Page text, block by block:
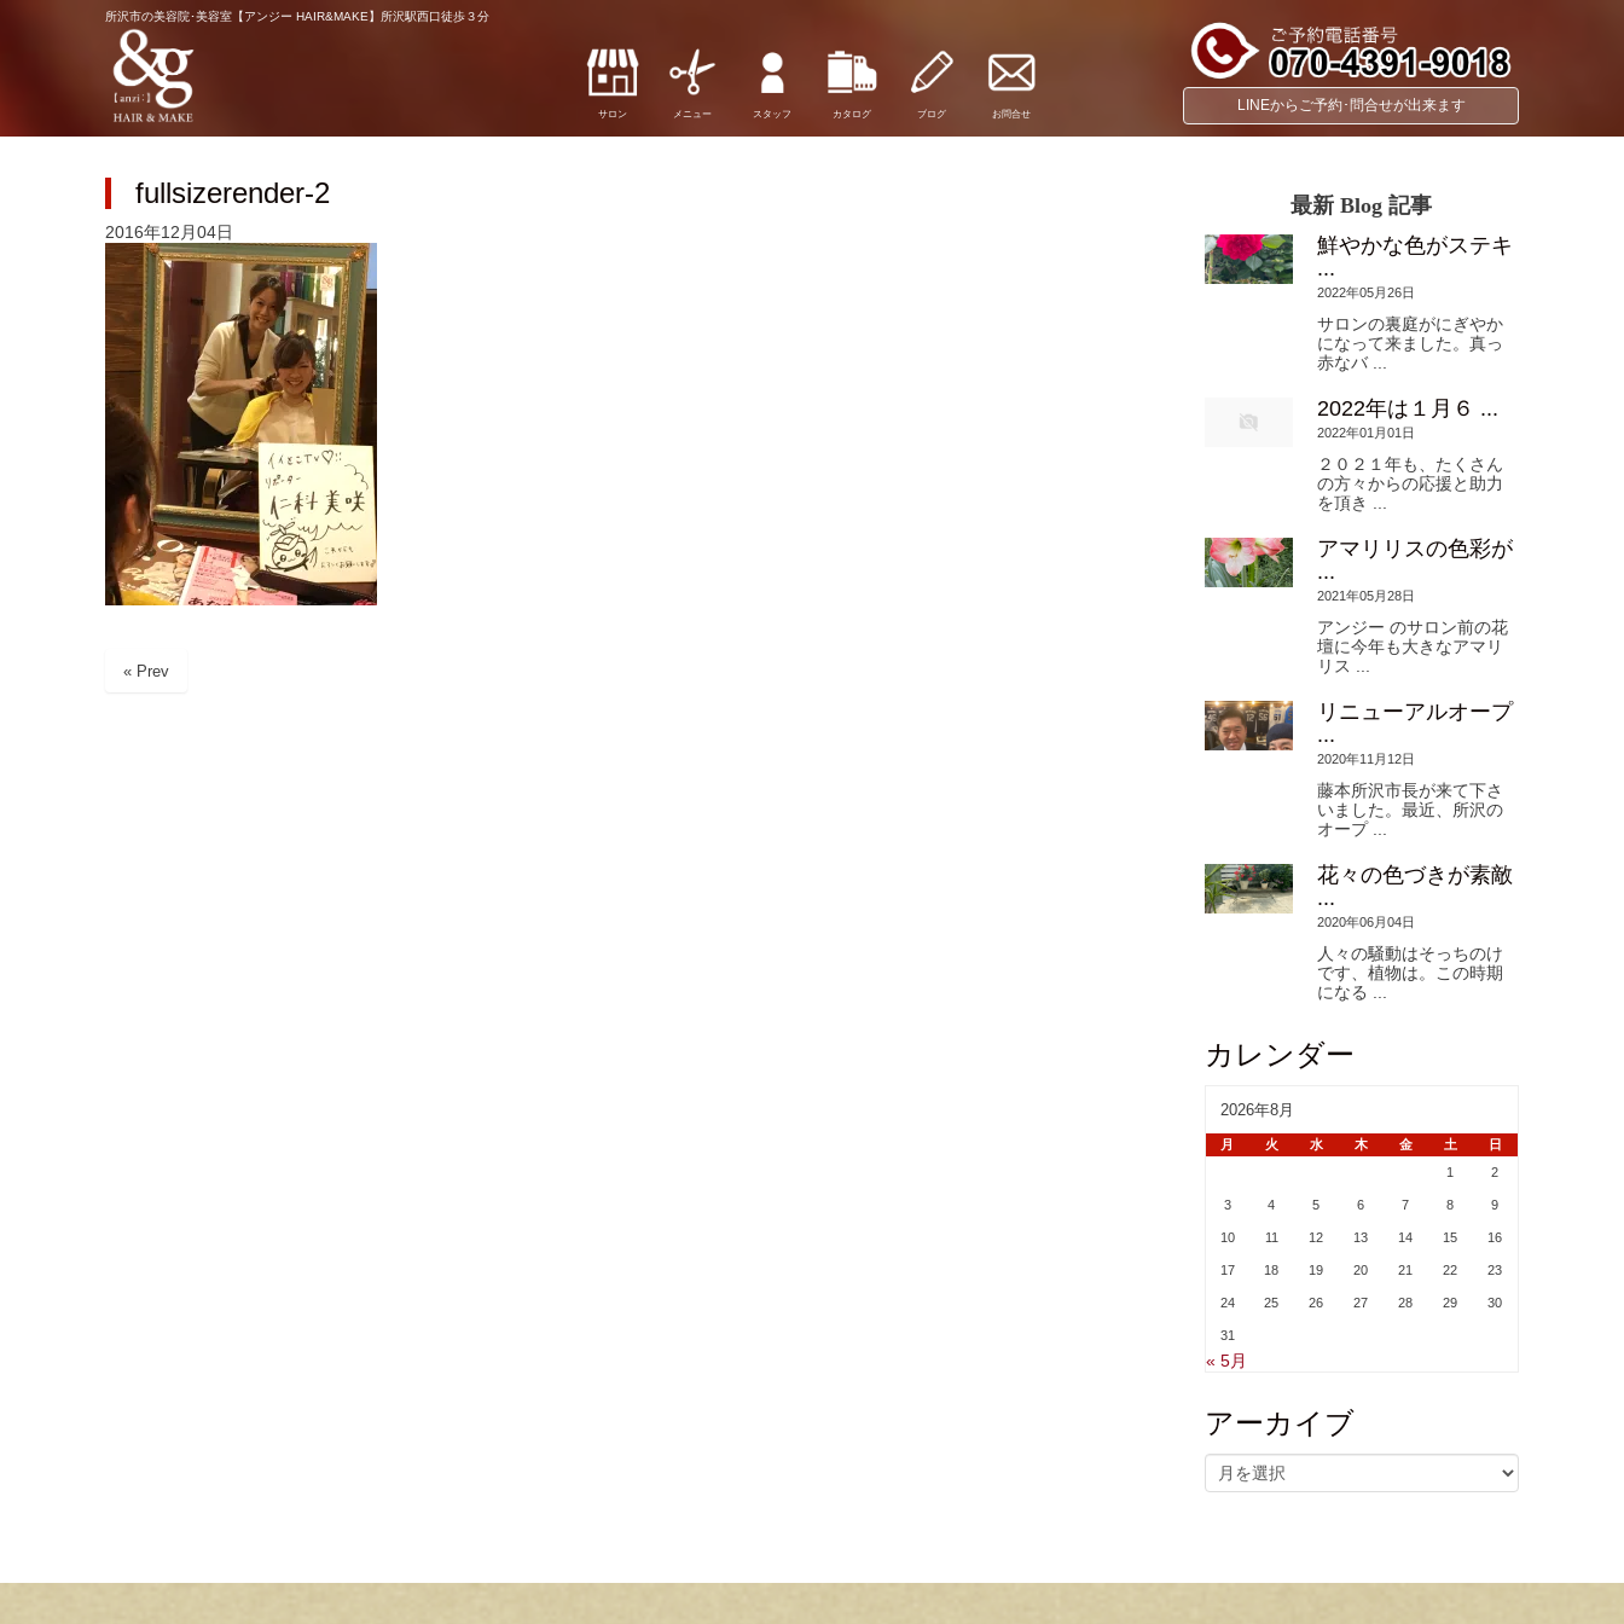
所沢市の美容院･美容室【アンジー HAIR&MAKE】所沢駅西口徒歩３分
サロン メニュー スタッフ カタログ ブログ お問合せ
LINEからご予約･問合せが出来ます
fullsizerender-2
2016年12月04日
« Prev
最新 Blog 記事
鮮やかな色がステキ
...
2022年05月26日
サロンの裏庭がにぎやか
になって来ました。真っ
赤なバ ...
2022年は１月６ ...
2022年01月01日
２０２１年も、たくさん
の方々からの応援と助力
を頂き ...
アマリリスの色彩が
...
2021年05月28日
アンジー のサロン前の花
壇に今年も大きなアマリ
リス ...
リニューアルオープ
...
2020年11月12日
藤本所沢市長が来て下さ
いました。最近、所沢の
オープ ...
花々の色づきが素敵
...
2020年06月04日
人々の騒動はそっちのけ
です、植物は。この時期
になる ...
カレンダー
2026年8月
月 火 水 木 金 土
日
1
2
3 4 5 6 7 8 9
10 11 12 13 14 15 16
17 18 19 20 21 22 23
24 25 26 27 28 29 30
31
« 5月
アーカイブ